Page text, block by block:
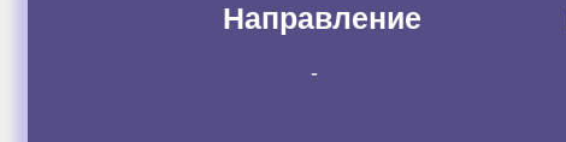
Направление
-